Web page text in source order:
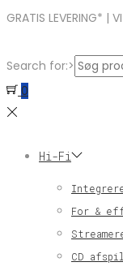
GRATIS LEVERING* |
Search for:>
0
Hi-Fi
For &
CD